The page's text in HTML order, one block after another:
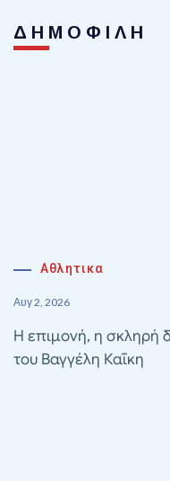
ΔΗΜΟΦΙΛΗ
Αθλητικα
Αυγ 2, 2026
Η επιμονή, η σκληρή
του Βαγγέλη Καΐκη